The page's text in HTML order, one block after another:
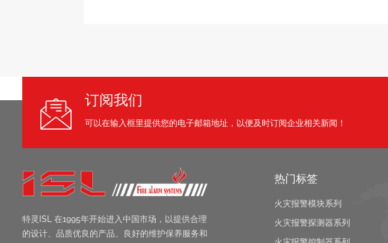
订阅我们
可以在输入框里提供您的电子邮箱地址，以便及时订阅企业相关新闻！
特灵ISL 在1995年开始进入中国市场，以提供合理
的设计、品质优良的产品、良好的维护保养服务和
热门标签
火灾报警模块系列
火灾报警探测器系列